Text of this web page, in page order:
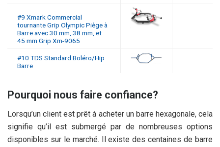
#9 Xmark Commercial
tournante Grip Olympic Piège à
Barre avec 30 mm, 38 mm, et
45 mm Grip Xm-9065
#10 TDS Standard Boléro/Hip
Barre
Pourquoi nous faire confiance?
Lorsqu’un client est prêt à acheter un barre hexagonale, cela
signifie qu’il est submergé par de nombreuses options
disponibles sur le marché. Il existe des centaines de barre